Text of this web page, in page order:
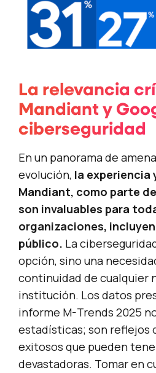
La relevancia
Mandiant y
ciberseguridad
En un panorama de
evolución, la experiencia
Mandiant, como parte
son invaluables para
organizaciones,
público. La
opción, sino una
continuidad de cualquier
institución. Los datos
informe M-Trends 2025
estadísticas; son reflejos
exitosos que pueden
devastadoras. Tomar en